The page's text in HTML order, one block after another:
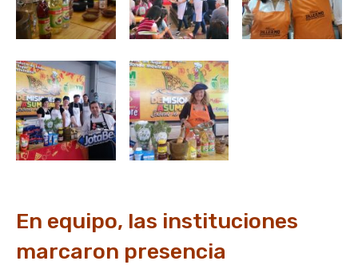
En equipo, las instituciones
marcaron presencia